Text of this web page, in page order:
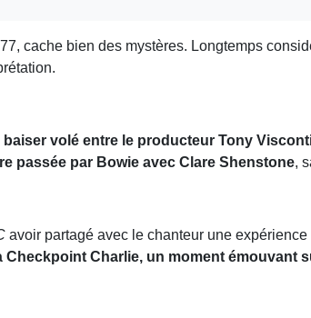
cache bien des mystères. Longtemps
volé entre le producteur Tony
passée par Bowie avec Clare Shenstone,
avoir partagé avec le chanteur une
Charlie, un moment émouvant